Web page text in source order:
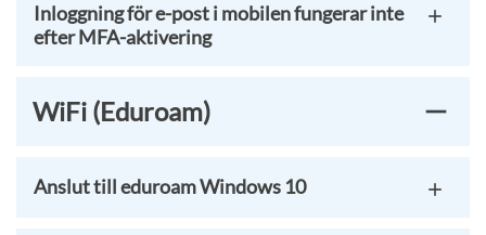
Inloggning för e-post i mobilen fungerar inte
efter MFA-aktivering
WiFi (Eduroam)
Anslut till eduroam Windows 10